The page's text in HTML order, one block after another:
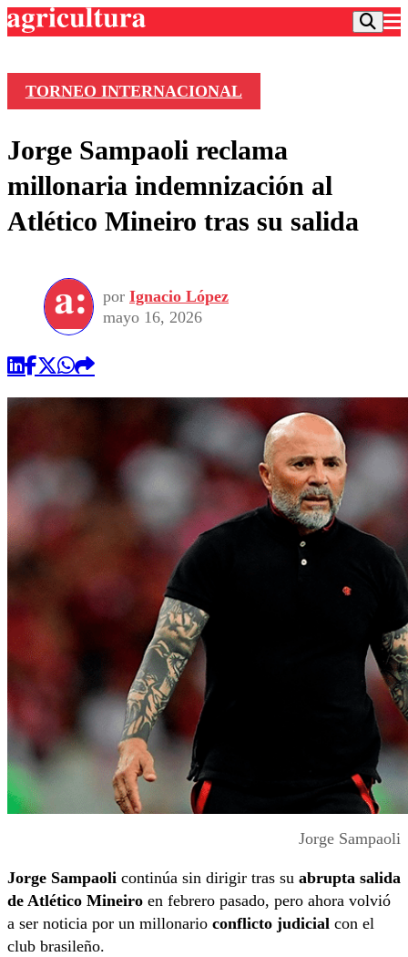
Frecuencias
Agricultura TV
Deportes
Colo Colo
Seleccion Chilena
Torneo Internacional
Universidad de Chile
Entretención
Economía
Internacional
Sustentabilidad
Publicaciones en medios
Opinión
TORNEO INTERNACIONAL
Jorge Sampaoli reclama
millonaria indemnización al
Atlético Mineiro tras su salida
por Ignacio López
mayo 16, 2026
Jorge Sampaoli
Jorge Sampaoli continúa sin dirigir tras su abrupta salida
de Atlético Mineiro en febrero pasado, pero ahora volvió
a ser noticia por un millonario conflicto judicial con el
club brasileño.